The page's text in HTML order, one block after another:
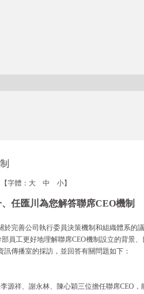
【字體： 大 中 小】
任匯川為您解答聯席CEO機制
於完善公司執行委員決策機制和組織體系的
員工更好地理解聯席CEO機制設立的背景
傳播室的採訪，並回答有關問題如下：
源祥、謝永林、陳心穎三位擔任聯席CEO，